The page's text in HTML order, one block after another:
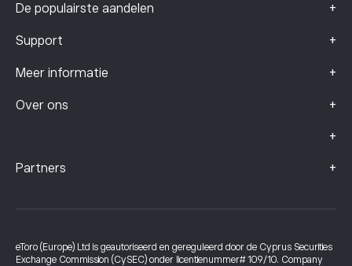
De populairste aandelen +
Support +
Meer informatie +
Over ons +
+
Partners +
eToro (Europe) Ltd is geautoriseerd en gereguleerd door de Cyprus Securities
Exchange Commission (CySEC) onder licentienummer# 109/10. Company